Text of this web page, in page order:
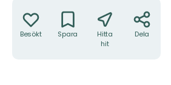
Besökt Spara
Hitta
hit
Dela